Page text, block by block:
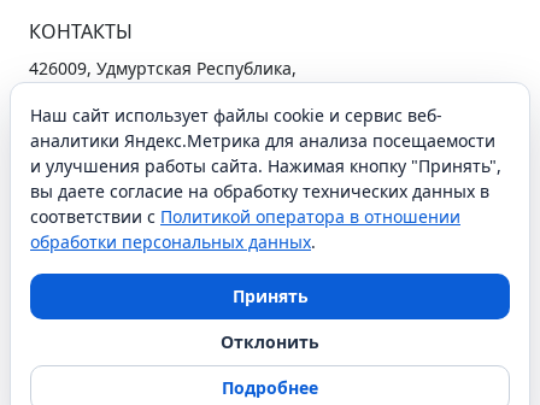
КОНТАКТЫ
426009, Удмуртская Республика,
+7 (3412) 37-96-26
secretary@iro18.ru
Схема проезда
СОЦИАЛЬНЫЕ СЕТИ
АОУ ДПО УР ИРО © 2021
Наш сайт использует файлы cookie и сервис веб-
аналитики Яндекс.Метрика для анализа посещаемости
и улучшения работы сайта. Нажимая кнопку "Принять",
вы даете согласие на обработку технических данных в
соответствии с Политикой оператора в отношении
обработки персональных данных.
Принять
Отклонить
Подробнее